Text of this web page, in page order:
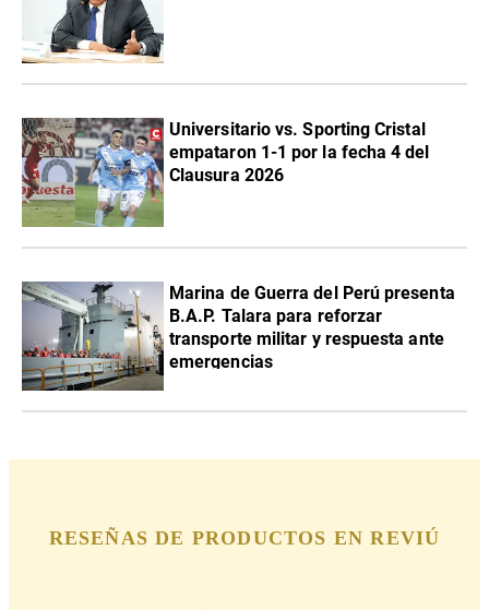
Universitario vs. Sporting Cristal
empataron 1-1 por la fecha 4 del
Clausura 2026
Marina de Guerra del Perú presenta
B.A.P. Talara para reforzar
transporte militar y respuesta ante
emergencias